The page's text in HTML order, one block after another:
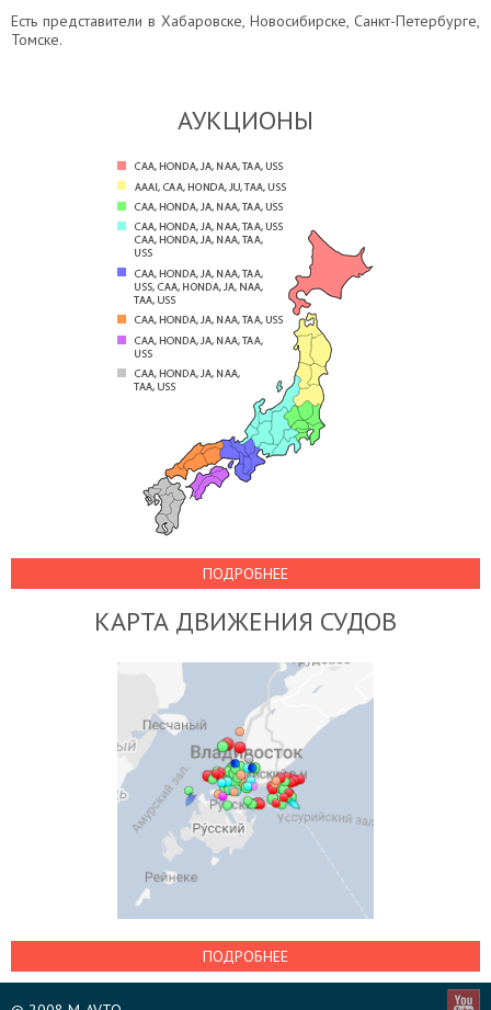
Есть представители в Хабаровске, Новосибирске, Санкт-Петербурге,
Томске.
АУКЦИОНЫ
ПОДРОБНЕЕ
КАРТА ДВИЖЕНИЯ СУДОВ
ПОДРОБНЕЕ